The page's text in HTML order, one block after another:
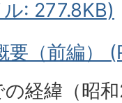
: 277.8KB)
要（前編）
の経緯（昭